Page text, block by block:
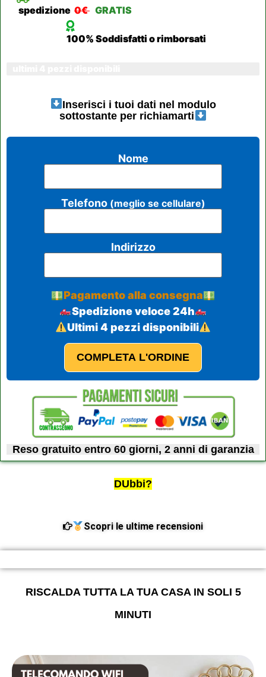
spedizione 0€ GRATIS
100% Soddisfatti o rimborsati
Inserisci i tuoi dati nel modulo
sottostante per richiamarti
Nome
Telefono(meglio se cellulare)
Indirizzo
Pagamento alla consegna
Spedizione veloce 24h
Ultimi 4 pezzi disponibili
COMPLETA L'ORDINE
Reso gratuito entro 60 giorni, 2 anni di garanzia
DUbbi?
Scopri le ultime recensioni
RISCALDA TUTTA LA TUA CASA IN SOLI 5
MINUTI